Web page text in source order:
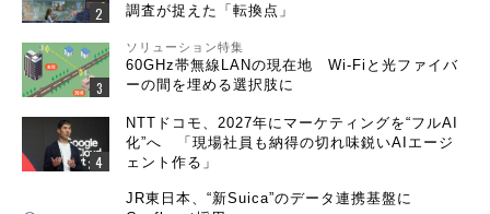
調査が捉えた「転換点」
ソリューション特集
60GHz帯無線LANの現在地 Wi-Fiと光ファイバ
ーの間を埋める選択肢に
NTTドコモ、2027年にマーケティングを“フルAI
化”へ 「現場社員も納得の切れ味鋭いAIエージ
ェント作る」
JR東日本、“新Suica”のデータ連携基盤に